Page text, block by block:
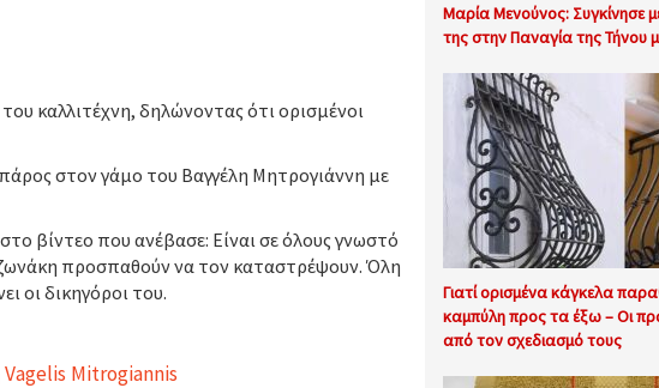
καλλιτέχνη, δηλώνοντας ότι ορισμένοι
στον γάμο του Βαγγέλη Μητρογιάννη με
βίντεο που ανέβασε: Είναι σε όλους γνωστό
προσπαθούν να τον καταστρέψουν. Όλη
οι δικηγόροι του.
Mitrogiannis
Μαρία Μενούνος: Συγκίνησε
της στην Παναγία της Τήνου
Γιατί ορισμένα κάγκελα
καμπύλη προς τα έξω – Οι
από τον σχεδιασμό τους